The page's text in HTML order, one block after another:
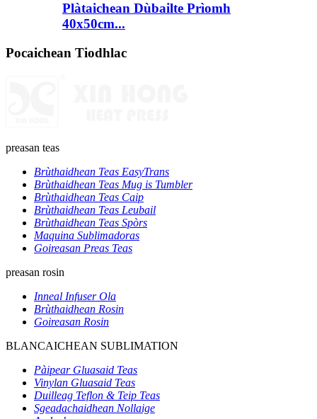
Plàtaichean Dùbailte Prìomh
40x50cm...
Pocaichean Tiodhlac
preasan teas
Brùthaidhean Teas EasyTrans
Brùthaidhean Teas Mug is Tumbler
Brùthaidhean Teas Caip
Brùthaidhean Teas Leubail
Brùthaidhean Teas Spòrs
Maquina Sublimadoras
Goireasan Preas Teas
preasan rosin
Inneal Infuser Ola
Brùthaidhean Rosin
Goireasan Rosin
BLANCAICHEAN SUBLIMATION
Pàipear Gluasaid Teas
Vinylan Gluasaid Teas
Duilleag Teflon & Teip Teas
Sgeadachaidhean Nollaige